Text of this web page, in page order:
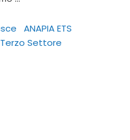
ANAPIA ETS
Terzo Settore